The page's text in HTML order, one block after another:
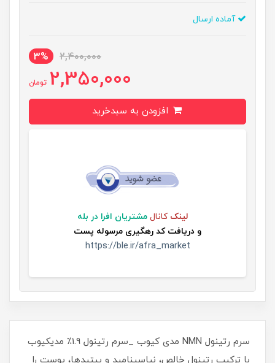
آماده ارسال
2,400,000
3%
2,350,000 تومان
لینک کانال مشتریان افرا در بله
و دریافت کد رهگیری مرسوله پست
https://ble.ir/afra_market
سرم رتینول NMN مدی کیوب _سرم رتینول 1.9٪ مدیکیوب
با ترکیب رتینول خالص، نیاسینامید و پپتیدها، پوست را